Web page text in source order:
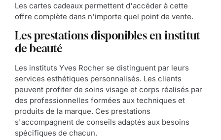
Les cartes cadeaux permettent d'accéder à cette
offre complète dans n'importe quel point de vente.
Les prestations disponibles en institut
de beauté
Les instituts Yves Rocher se distinguent par leurs
services esthétiques personnalisés. Les clients
peuvent profiter de soins visage et corps réalisés par
des professionnelles formées aux techniques et
produits de la marque. Ces prestations
s'accompagnent de conseils adaptés aux besoins
spécifiques de chacun.